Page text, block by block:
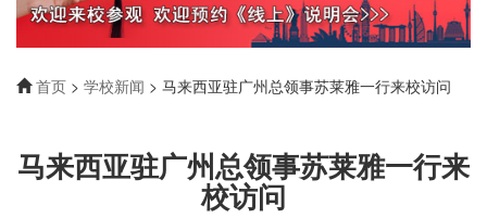
首页 > 学校新闻 > 马来西亚驻广州总领事苏莱雅一行来校访问
马来西亚驻广州总领事苏莱雅一行来
校访问